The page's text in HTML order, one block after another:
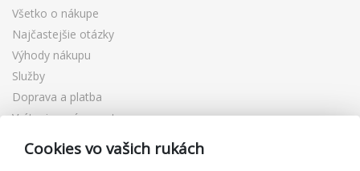
Všetko o nákupe
Najčastejšie otázky
Výhody nákupu
Služby
Doprava a platba
Vrátenie a výmena tovaru
Reklamácia
Darčekové poukážky
Cookies vo vašich rukách